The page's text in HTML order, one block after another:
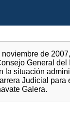
de
General del
la situación
Judicial para
Galera.